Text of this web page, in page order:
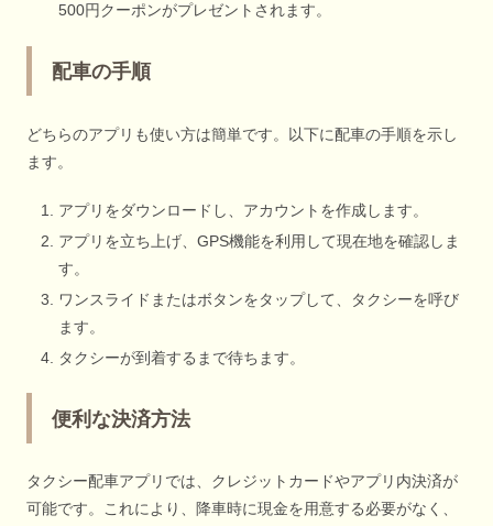
500円クーポンがプレゼントされます。
配車の手順
どちらのアプリも使い方は簡単です。以下に配車の手順を示し
ます。
アプリをダウンロードし、アカウントを作成します。
アプリを立ち上げ、GPS機能を利用して現在地を確認しま
す。
ワンスライドまたはボタンをタップして、タクシーを呼び
ます。
タクシーが到着するまで待ちます。
便利な決済方法
タクシー配車アプリでは、クレジットカードやアプリ内決済が
可能です。これにより、降車時に現金を用意する必要がなく、